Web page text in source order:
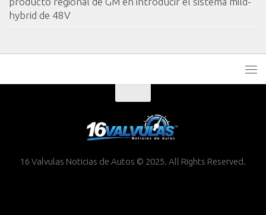
hybrid de 48V
16 Valvulas Noticias de Autos © 2025. All Rights Reserved.